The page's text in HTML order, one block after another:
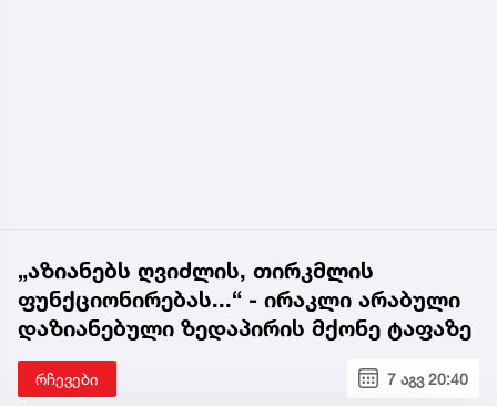
„აზიანებს ღვიძლის, თირკმლის
ფუნქციონირებას...“ - ირაკლი არაბული
დაზიანებული ზედაპირის მქონე ტაფაზე
რჩევები 7 აგვ 20:40